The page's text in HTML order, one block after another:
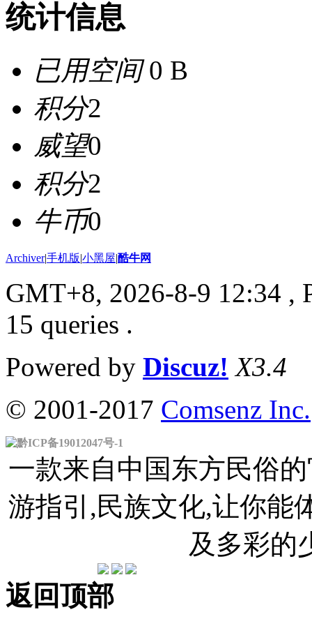
统计信息
已用空间0 B
积分2
威望0
积分2
牛币0
Archiver|手机版|小黑屋|酷牛网
GMT+8, 2026-8-9 12:34 ,
15 queries .
Powered by Discuz! X3.4
© 2001-2017 Comsenz Inc.
黔ICP备19012047号-1
一款来自中国东方民俗
游指引,民族文化,让你能
及多彩的
返回顶部